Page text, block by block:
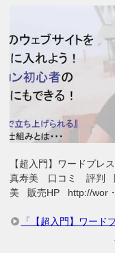
【超入門】ワードプレ
真寿美 口コミ 評判
美 販売HP http://wor
「【超入門】ワー